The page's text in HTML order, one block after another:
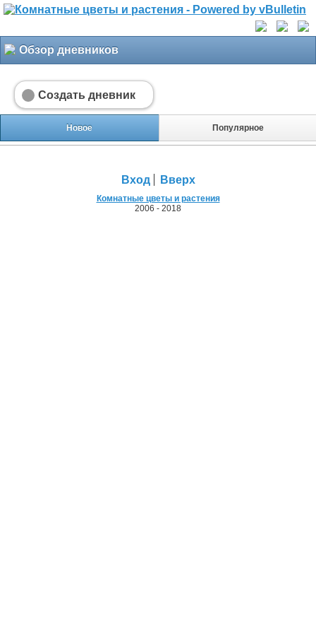
Обзор дневников
Создать дневник
Новое Популярное
Вход Вверх
Комнатные цветы и растения
2006 - 2018